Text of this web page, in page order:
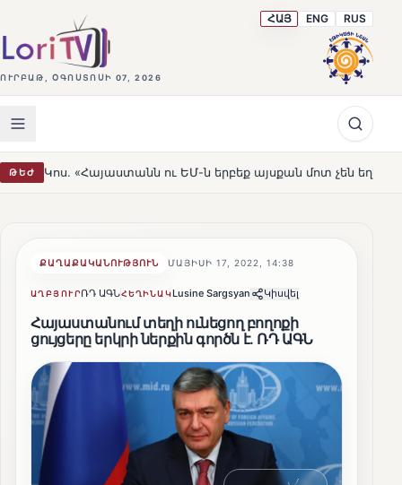
ՈՒՐԲԱԹ, ՕԳՈՍՏՈՍԻ 07, 2026
ՀԱՅ ENG RUS
ԹԵԺ ու ԵՄ-ն երբեք այսքան մոտ չեն եղել» HOT
ՔԱՂԱՔԱԿԱՆՈՒԹՅՈՒՆ ՄԱՅԻՍԻ 17, 2022, 14:38
ԱՂԲՅՈՒՐՌԴ ԱԳՆՀԵՂԻՆԱԿLusine Sargsyan Կիսվել
Հայաստանում տեղի ունեցող բողոքի
ցույցերը երկրի ներքին գործն է. ՌԴ ԱԳՆ